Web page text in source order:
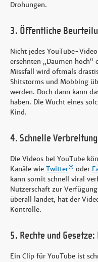
Drohungen.
3. Öffentliche
Nicht jedes YouTube-
ersehnten „Daumen
Missfall wird oftmals
Shitstorms und Mobbing
werden. Doch dann kann
haben. Die Wucht eines
Kind.
4. Schnelle
Die Videos bei YouTube
Kanäle wie Twitter oder
kann somit schnell viral
Nutzerschaft zur
überall landet, hat der
Kontrolle.
5. Rechte und
Ein Clip für YouTube ist